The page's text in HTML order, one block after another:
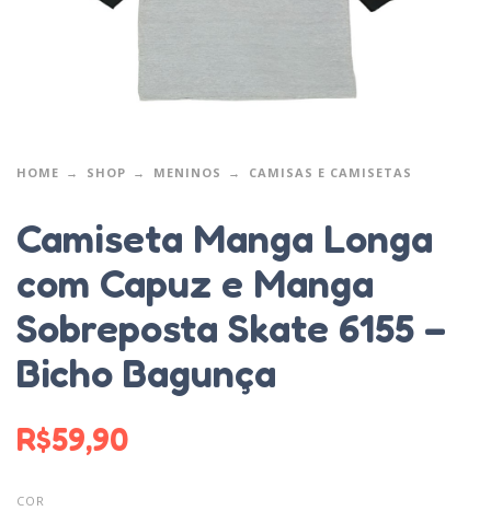
HOME SHOP MENINOS CAMISAS E CAMISETAS
Camiseta Manga Longa
com Capuz e Manga
Sobreposta Skate 6155 –
Bicho Bagunça
R$59,90
COR